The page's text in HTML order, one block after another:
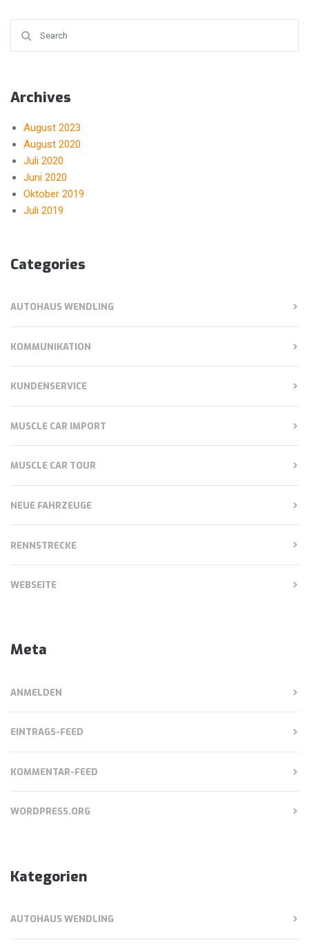
Archives
August 2023
August 2020
Juli 2020
Juni 2020
Oktober 2019
Juli 2019
Categories
AUTOHAUS WENDLING
KOMMUNIKATION
KUNDENSERVICE
MUSCLE CAR IMPORT
MUSCLE CAR TOUR
NEUE FAHRZEUGE
RENNSTRECKE
WEBSEITE
Meta
ANMELDEN
EINTRAGS-FEED
KOMMENTAR-FEED
WORDPRESS.ORG
Kategorien
AUTOHAUS WENDLING